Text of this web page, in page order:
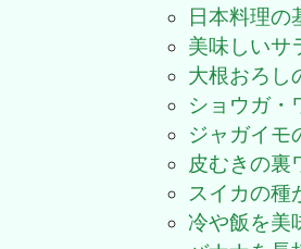
日本料理の
美味しいサ
大根おろし
ショウガ・
ジャガイモ
皮むきの裏
スイカの種
冷や飯を美